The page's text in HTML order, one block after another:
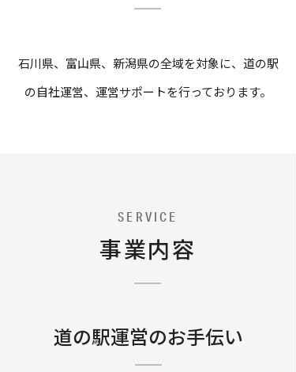
石川県、富山県、新潟県の全域を対象に、道の駅
の自社運営、運営サポートを行っております。
SERVICE
事業内容
道の駅運営のお手伝い